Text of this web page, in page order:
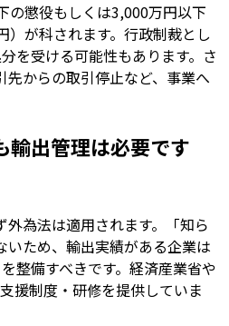
の懲役もしくは3,000万円以下
）が科されます。行政制裁とし
を受ける可能性もあります。さ
先からの取引停止など、事業へ
輸出管理は必要です
為法は適用されます。「知ら
いため、輸出実績がある企業は
整備すべきです。経済産業省や
援制度・研修を提供していま